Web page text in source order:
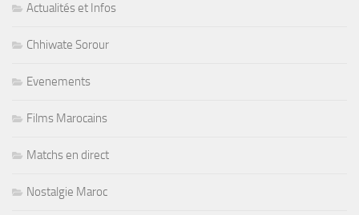
Actualités et Infos
Chhiwate Sorour
Evenements
Films Marocains
Matchs en direct
Nostalgie Maroc